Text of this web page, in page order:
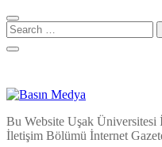
Basın Medya
Bu Website Uşak
İletişim Bölümü İnternet